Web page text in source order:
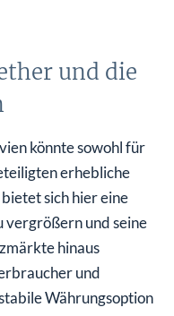
und die
könnte sowohl für
erhebliche
sich hier eine
vergrößern und seine
hinaus
und
Währungsoption